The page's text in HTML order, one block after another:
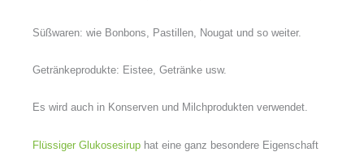
Süßwaren: wie Bonbons, Pastillen, Nougat und so weiter.
Getränkeprodukte: Eistee, Getränke usw.
Es wird auch in Konserven und Milchprodukten verwendet.
Flüssiger Glukosesirup hat eine ganz besondere Eigenschaft